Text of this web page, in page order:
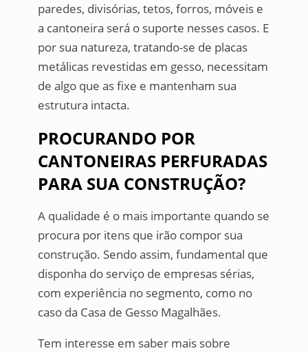
paredes, divisórias, tetos, forros, móveis e
a cantoneira será o suporte nesses casos. E
por sua natureza, tratando-se de placas
metálicas revestidas em gesso, necessitam
de algo que as fixe e mantenham sua
estrutura intacta.
PROCURANDO POR
CANTONEIRAS PERFURADAS
PARA SUA CONSTRUÇÃO?
A qualidade é o mais importante quando se
procura por itens que irão compor sua
construção. Sendo assim, fundamental que
disponha do serviço de empresas sérias,
com experiência no segmento, como no
caso da Casa de Gesso Magalhães.
Tem interesse em saber mais sobre